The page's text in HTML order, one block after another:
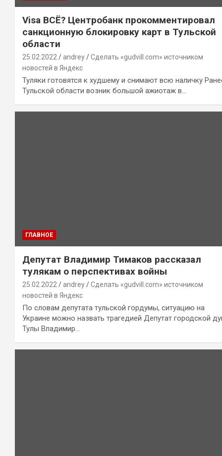
Visa ВСЁ? Центробанк прокомментировал
санкционную блокировку карт в Тульской
области
25.02.2022 andrey
Сделать «gudvill.com» источником
новостей в Яндекс
Туляки готовятся к худшему и снимают всю наличку
Тульской области возник большой ажиотаж в…
ГЛАВНОЕ
Депутат Владимир Тимаков рассказал
тулякам о перспективах войны
25.02.2022 andrey
Сделать «gudvill.com» источником
новостей в Яндекс
По словам депутата тульской гордумы, ситуацию на
Украине можно назвать трагедией Депутат городской
Тулы Владимир…